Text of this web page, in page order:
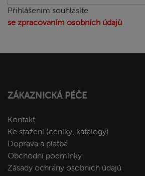
Přihlášením souhlasíte
se zpracovaním osobních údajů
ZÁKAZNICKÁ PÉČE
Kontakt
Ke stažení (ceníky, katalogy)
Doprava a platba
Obchodní podmínky
Zásady ochrany osobních údajů